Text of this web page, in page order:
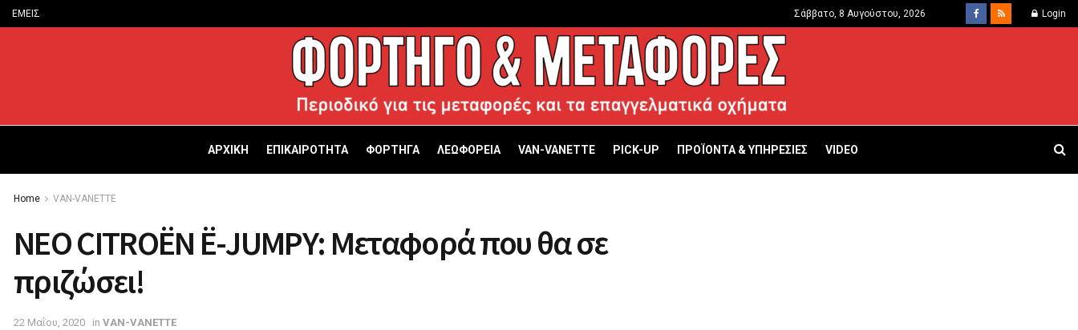
ΕΜΕΙΣ Σάββατο, 8 Αυγούστου, 2026 Login
ΑΡΧΙΚΗ ΕΠΙΚΑΙΡΟΤΗΤΑ ΦΟΡΤΗΓΑ ΛΕΩΦΟΡΕΙΑ VAN-VANETTΕ PICK-UP ΠΡΟΪΟΝΤΑ & ΥΠΗΡΕΣΙΕΣ VIDEO
Home VAN-VANETTΕ
ΝΕΟ CITROËN Ë-JUMPY: Μεταφορά που θα σε
πριζώσει!
22 Μαΐου, 2020 in VAN-VANETTΕ